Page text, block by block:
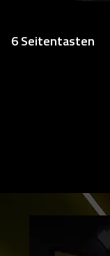
6 Seitentasten